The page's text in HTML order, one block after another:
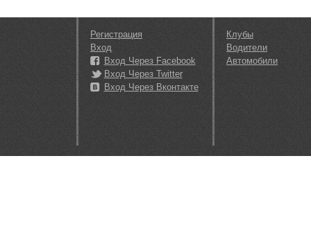
Регистрация
Вход
Вход Через Facebook
Вход Через Twitter
Вход Через Вконтакте
Клубы
Водители
Автомобили